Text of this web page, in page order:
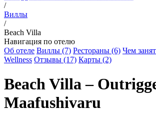
/
Виллы
/
Beach Villa
Навигация по отелю
Об отеле Виллы (7) Рестораны (6) Чем
Wellness Отзывы (17) Карты (2)
Beach Villa –
Maafushivaru